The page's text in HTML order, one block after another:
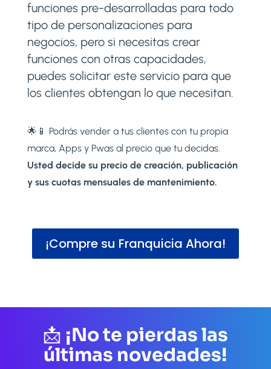
funciones pre-desarrolladas para todo
tipo de personalizaciones para
negocios, pero si necesitas crear
funciones con otras capacidades,
puedes solicitar este servicio para que
los clientes obtengan lo que necesitan.
🌟📱 Podrás vender a tus clientes con tu propia
marca, Apps y Pwas al precio que tu decidas.
Usted decide su precio de creación, publicación
y sus cuotas mensuales de mantenimiento.
¡Compre su Franquicia Ahora!
📩 ¡No te pierdas las
últimas novedades!